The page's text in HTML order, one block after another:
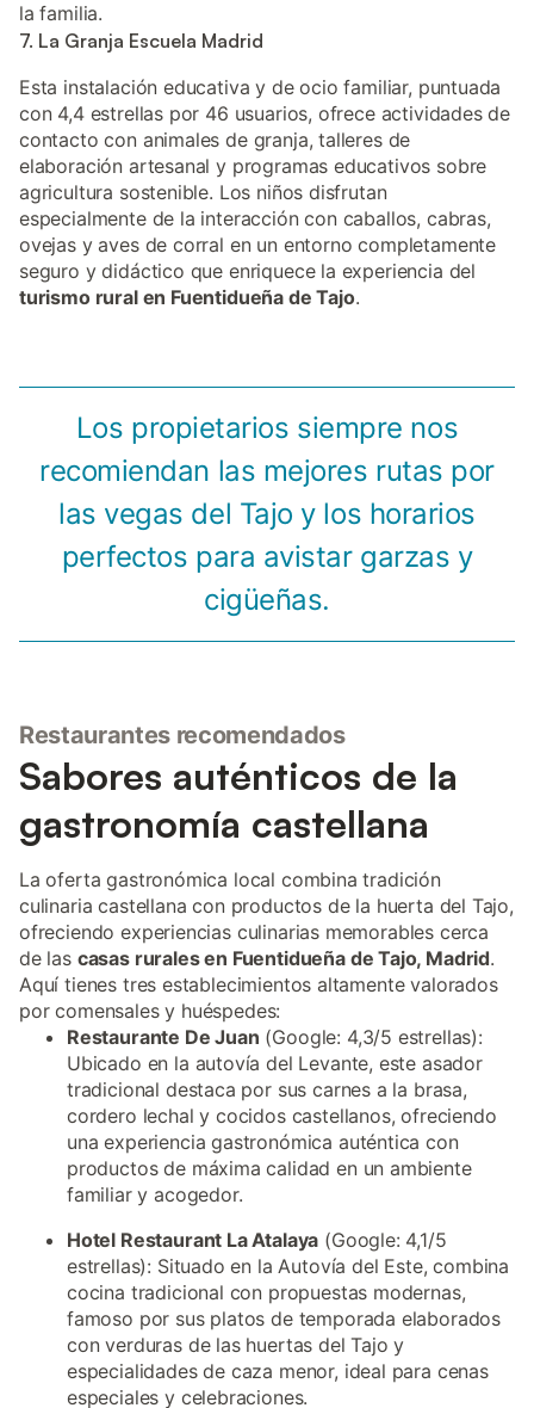
la familia.
7. La Granja Escuela Madrid
Esta instalación educativa y de ocio familiar, puntuada
con 4,4 estrellas por 46 usuarios, ofrece actividades de
contacto con animales de granja, talleres de
elaboración artesanal y programas educativos sobre
agricultura sostenible. Los niños disfrutan
especialmente de la interacción con caballos, cabras,
ovejas y aves de corral en un entorno completamente
seguro y didáctico que enriquece la experiencia del
turismo rural en Fuentidueña de Tajo.
Los propietarios siempre nos
recomiendan las mejores rutas por
las vegas del Tajo y los horarios
perfectos para avistar garzas y
cigüeñas.
Restaurantes recomendados
Sabores auténticos de la
gastronomía castellana
La oferta gastronómica local combina tradición
culinaria castellana con productos de la huerta del Tajo,
ofreciendo experiencias culinarias memorables cerca
de las casas rurales en Fuentidueña de Tajo, Madrid.
Aquí tienes tres establecimientos altamente valorados
por comensales y huéspedes:
Restaurante De Juan (Google: 4,3/5 estrellas):
Ubicado en la autovía del Levante, este asador
tradicional destaca por sus carnes a la brasa,
cordero lechal y cocidos castellanos, ofreciendo
una experiencia gastronómica auténtica con
productos de máxima calidad en un ambiente
familiar y acogedor.
Hotel Restaurant La Atalaya (Google: 4,1/5
estrellas): Situado en la Autovía del Este, combina
cocina tradicional con propuestas modernas,
famoso por sus platos de temporada elaborados
con verduras de las huertas del Tajo y
especialidades de caza menor, ideal para cenas
especiales y celebraciones.